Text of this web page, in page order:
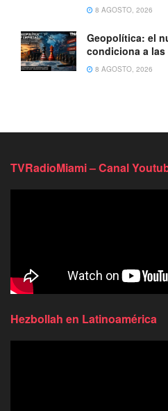
8 AGOSTO, 2026
Geopolítica: el
condiciona a las
8 AGOSTO, 2026
TVRadioMiami – Canal
Hezbollah en Latinoamérica